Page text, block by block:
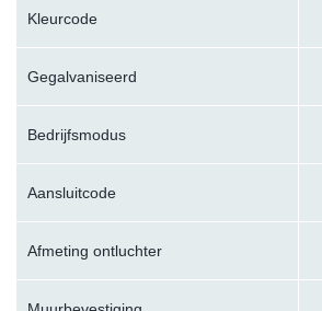
Kleurcode
Gegalvaniseerd
Bedrijfsmodus
Aansluitcode
Afmeting ontluchter